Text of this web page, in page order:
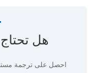
هل
احصل على ترجمة